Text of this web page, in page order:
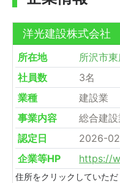
洋光建設株式会社
所在地
所沢市
社員数
3名
業種
建設業
事業内容
総合建設
認定日
2026-
企業等HP
https://
住所をクリックしていた